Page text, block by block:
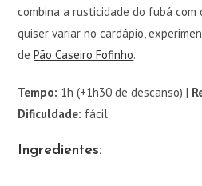
combina a rusticidade do fubá com
quiser variar no cardápio,
dePão Caseiro Fofinho.
Tempo: 1h (+1h30 de descanso) |
Dificuldade: fácil
Ingredientes: